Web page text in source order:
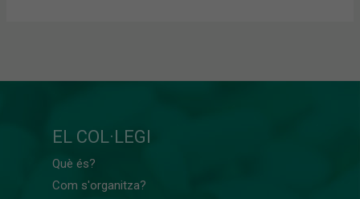
EL COL·LEGI
Què és?
Com s'organitza?